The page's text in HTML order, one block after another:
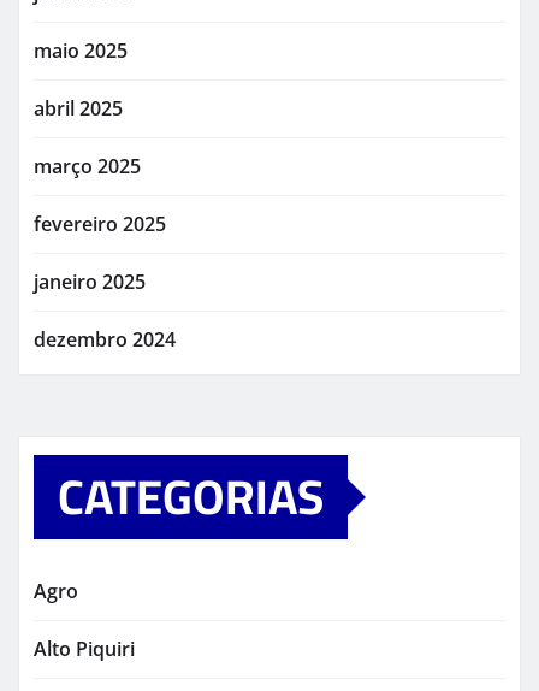
maio 2025
abril 2025
março 2025
fevereiro 2025
janeiro 2025
dezembro 2024
CATEGORIAS
Agro
Alto Piquiri